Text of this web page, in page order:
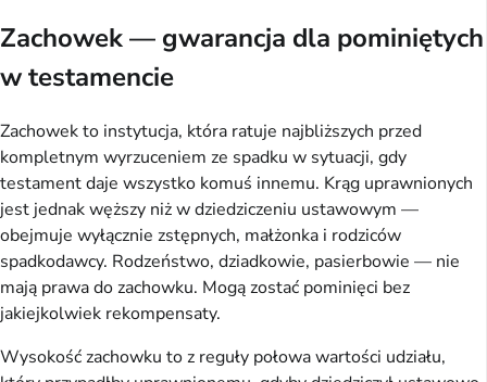
Zachowek — gwarancja dla pominiętych
w testamencie
Zachowek to instytucja, która ratuje najbliższych przed
kompletnym wyrzuceniem ze spadku w sytuacji, gdy
testament daje wszystko komuś innemu. Krąg uprawnionych
jest jednak węższy niż w dziedziczeniu ustawowym —
obejmuje wyłącznie zstępnych, małżonka i rodziców
spadkodawcy. Rodzeństwo, dziadkowie, pasierbowie — nie
mają prawa do zachowku. Mogą zostać pominięci bez
jakiejkolwiek rekompensaty.
Wysokość zachowku to z reguły połowa wartości udziału,